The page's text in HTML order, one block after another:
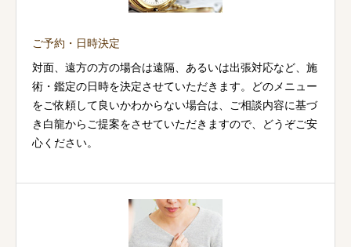
ご予約・日時決定
対面、遠方の方の場合は遠隔、あるいは出張対応など、施
術・鑑定の日時を決定させていただきます。どのメニュー
をご依頼して良いかわからない場合は、ご相談内容に基づ
き白龍からご提案をさせていただきますので、どうぞご安
心ください。